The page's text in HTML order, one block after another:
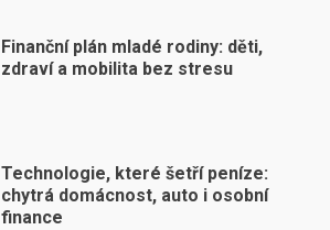
Finanční plán mladé rodiny: děti,
zdraví a mobilita bez stresu
Technologie, které šetří peníze:
chytrá domácnost, auto i osobní
finance